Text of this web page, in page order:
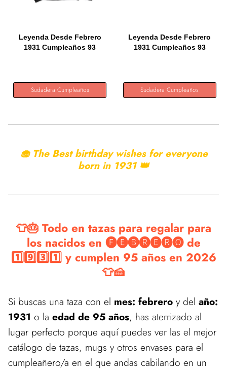
Leyenda Desde Febrero
1931 Cumpleaños 93
Sudadera Cumpleaños
Leyenda Desde Febrero
1931 Cumpleaños 93
Sudadera Cumpleaños
🧁 The Best birthday wishes for everyone
born in 1931 👑
👕🎂 Todo en tazas para regalar para
los nacidos en 🅕🅔🅑🅡🅔🅡🅞 de
1️⃣9️⃣3️⃣1️⃣ y cumplen 95 años en 2026
👕🍰
Si buscas una taza con el mes: febrero y del año:
1931 o la edad de 95 años, has aterrizado al
lugar perfecto porque aquí puedes ver las el mejor
catálogo de tazas, mugs y otros envases para el
cumpleañero/a en el que andas cabilando en un